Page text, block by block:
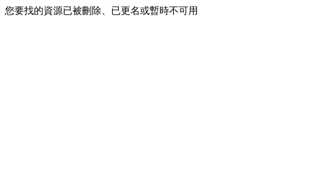
您要找的資源已被刪除、已更名或暫時不可用